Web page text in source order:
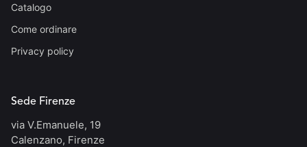
Catalogo
Come ordinare
Privacy policy
Sede Firenze
via V.Emanuele, 19
Calenzano, Firenze